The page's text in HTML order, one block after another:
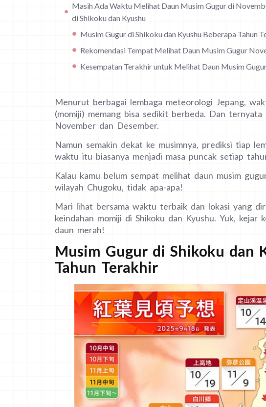
Masih Ada Waktu Melihat Daun Musim Gugur di
di Shikoku dan Kyushu
Musim Gugur di Shikoku dan Kyushu Beberapa Tahun
Rekomendasi Tempat Melihat Daun Musim Gugur
Kesempatan Terakhir untuk Melihat Daun Musim
Menurut berbagai lembaga meteorologi Jepang,
(momiji) memang bisa sedikit berbeda. Dan ternyata
November dan Desember.
Namun semakin dekat ke musimnya, prediksi tiap
waktu itu biasanya menjadi masa puncak setiap
Kalau kamu belum sempat melihat daun musim
wilayah Chugoku, tidak apa-apa!
Mari lihat bersama waktu terbaik dan lokasi yang
keindahan momiji di Shikoku dan Kyushu. Yuk, kejar
daun merah!
Musim Gugur di Shikoku dan
Tahun Terakhir